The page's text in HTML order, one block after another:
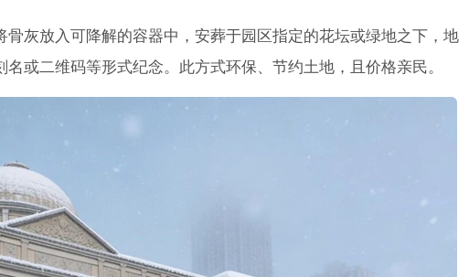
灰放入可降解的容器中，安葬于园区指定的花坛或绿地之下，地
或二维码等形式纪念。此方式环保、节约土地，且价格亲民。